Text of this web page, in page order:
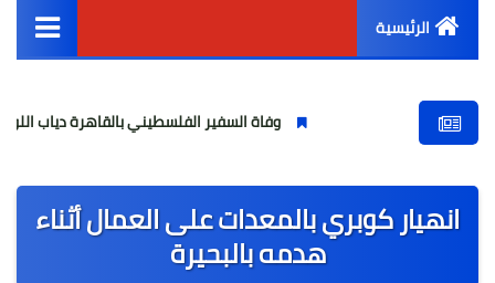
الرئيسية
أخبار مصر
عالمى
الرياضة
وفاة السفير الفلسطيني بالقاهرة دياب اللوح.. مسيرة
انهيار كوبري بالمعدات على العمال أثناء
هدمه بالبحيرة